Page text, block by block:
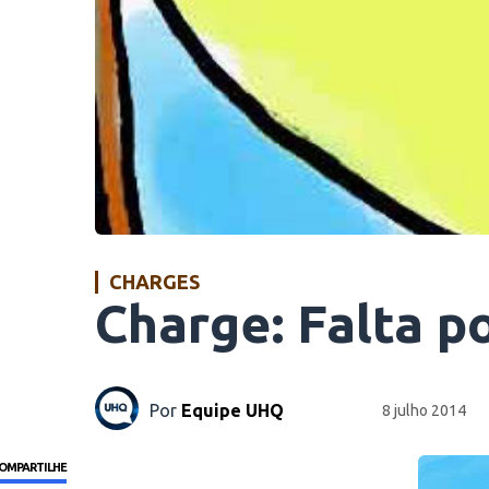
CHARGES
Charge: Falta
Por Equipe UHQ 8 julho 2014